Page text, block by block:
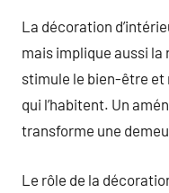
La décoration
mais implique aussi la
stimule le bien-être
qui l’habitent. Un
transforme une
Le rôle de la